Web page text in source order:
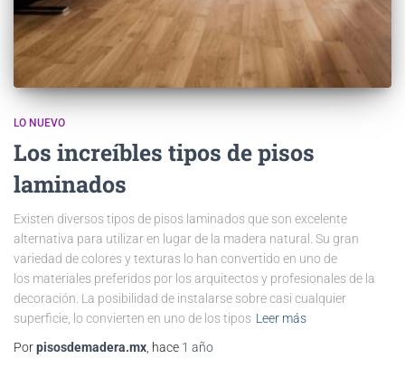
LO NUEVO
Los increíbles tipos de pisos
laminados
Existen diversos tipos de pisos laminados que son excelente
alternativa para utilizar en lugar de la madera natural. Su gran
variedad de colores y texturas lo han convertido en uno de
los materiales preferidos por los arquitectos y profesionales de la
decoración. La posibilidad de instalarse sobre casi cualquier
superficie, lo convierten en uno de los tipos Leer más
Porpisosdemadera.mx , hace 1 año